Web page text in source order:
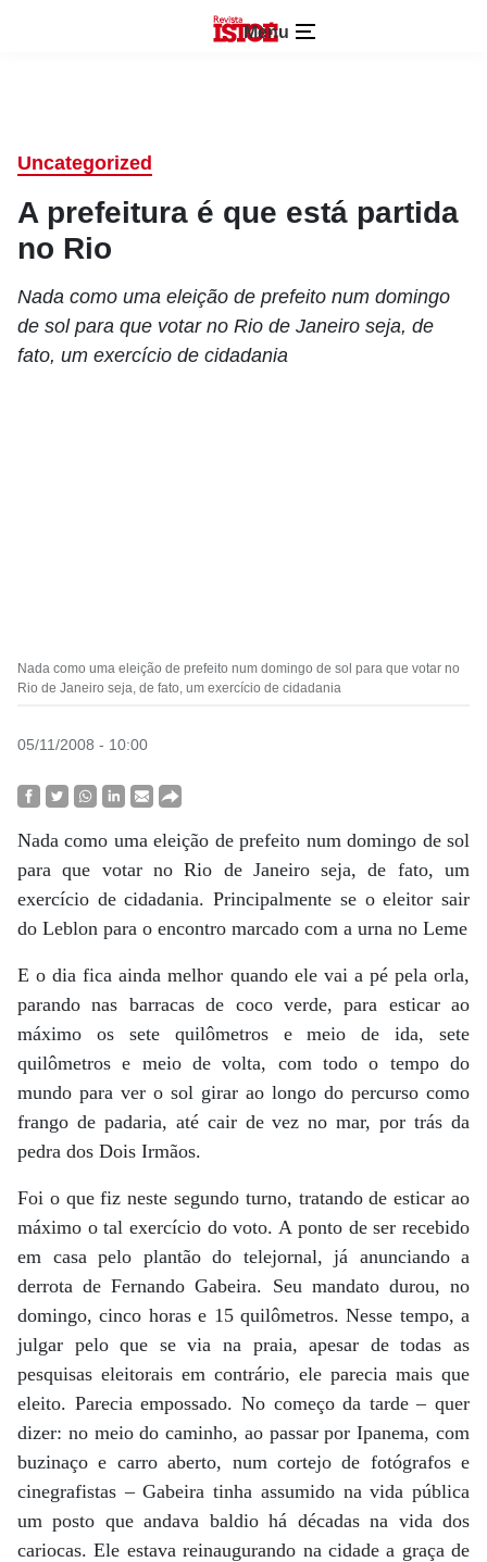
Menu
Uncategorized
A prefeitura é que está partida
no Rio
Nada como uma eleição de prefeito num domingo
de sol para que votar no Rio de Janeiro seja, de
fato, um exercício de cidadania
Nada como uma eleição de prefeito num domingo de sol para que votar no
Rio de Janeiro seja, de fato, um exercício de cidadania
05/11/2008 - 10:00
Nada como uma eleição de prefeito num domingo de sol
para que votar no Rio de Janeiro seja, de fato, um
exercício de cidadania. Principalmente se o eleitor sair
do Leblon para o encontro marcado com a urna no Leme
E o dia fica ainda melhor quando ele vai a pé pela orla,
parando nas barracas de coco verde, para esticar ao
máximo os sete quilômetros e meio de ida, sete
quilômetros e meio de volta, com todo o tempo do
mundo para ver o sol girar ao longo do percurso como
frango de padaria, até cair de vez no mar, por trás da
pedra dos Dois Irmãos.
Foi o que fiz neste segundo turno, tratando de esticar ao
máximo o tal exercício do voto. A ponto de ser recebido
em casa pelo plantão do telejornal, já anunciando a
derrota de Fernando Gabeira. Seu mandato durou, no
domingo, cinco horas e 15 quilômetros. Nesse tempo, a
julgar pelo que se via na praia, apesar de todas as
pesquisas eleitorais em contrário, ele parecia mais que
eleito. Parecia empossado. No começo da tarde – quer
dizer: no meio do caminho, ao passar por Ipanema, com
buzinaço e carro aberto, num cortejo de fotógrafos e
cinegrafistas – Gabeira tinha assumido na vida pública
um posto que andava baldio há décadas na vida dos
cariocas. Ele estava reinaugurando na cidade a graça de